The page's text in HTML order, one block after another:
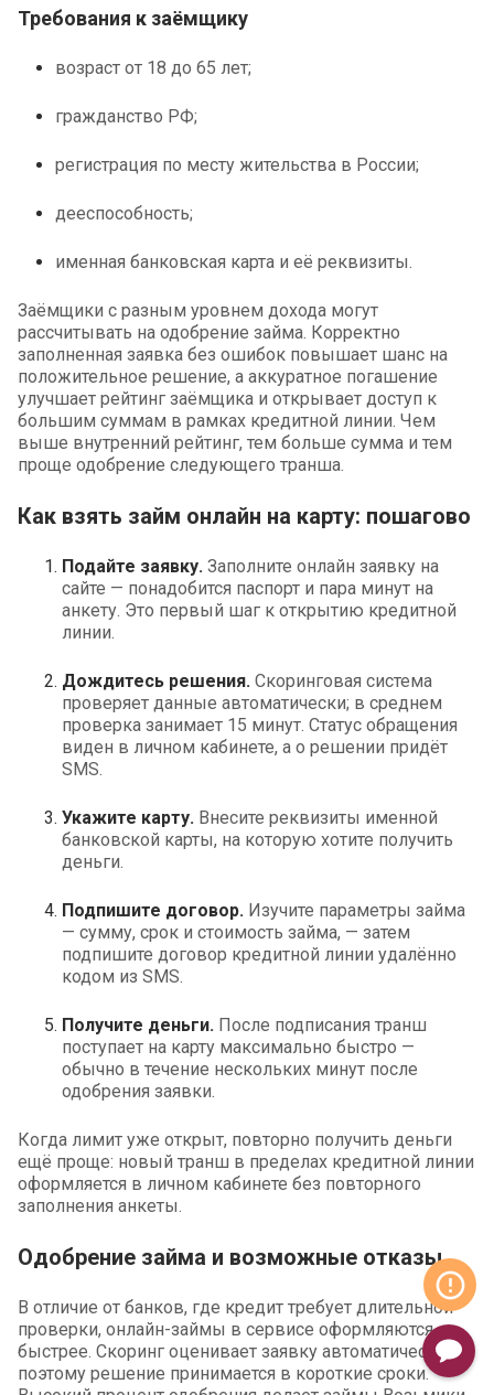
Требования к заёмщику
возраст от 18 до 65 лет;
гражданство РФ;
регистрация по месту жительства в России;
дееспособность;
именная банковская карта и её реквизиты.
Заёмщики с разным уровнем дохода могут
рассчитывать на одобрение займа. Корректно
заполненная заявка без ошибок повышает шанс на
положительное решение, а аккуратное погашение
улучшает рейтинг заёмщика и открывает доступ к
большим суммам в рамках кредитной линии. Чем
выше внутренний рейтинг, тем больше сумма и тем
проще одобрение следующего транша.
Как взять займ онлайн на карту: пошагово
Подайте заявку. Заполните онлайн заявку на
сайте — понадобится паспорт и пара минут на
анкету. Это первый шаг к открытию кредитной
линии.
Дождитесь решения. Скоринговая система
проверяет данные автоматически; в среднем
проверка занимает 15 минут. Статус обращения
виден в личном кабинете, а о решении придёт
SMS.
Укажите карту. Внесите реквизиты именной
банковской карты, на которую хотите получить
деньги.
Подпишите договор. Изучите параметры займа
— сумму, срок и стоимость займа, — затем
подпишите договор кредитной линии удалённо
кодом из SMS.
Получите деньги. После подписания транш
поступает на карту максимально быстро —
обычно в течение нескольких минут после
одобрения заявки.
Когда лимит уже открыт, повторно получить деньги
ещё проще: новый транш в пределах кредитной линии
оформляется в личном кабинете без повторного
заполнения анкеты.
Одобрение займа и возможные отказы
В отличие от банков, где кредит требует длительной
проверки, онлайн-займы в сервисе оформляются
быстрее. Скоринг оценивает заявку автоматически,
поэтому решение принимается в короткие сроки.